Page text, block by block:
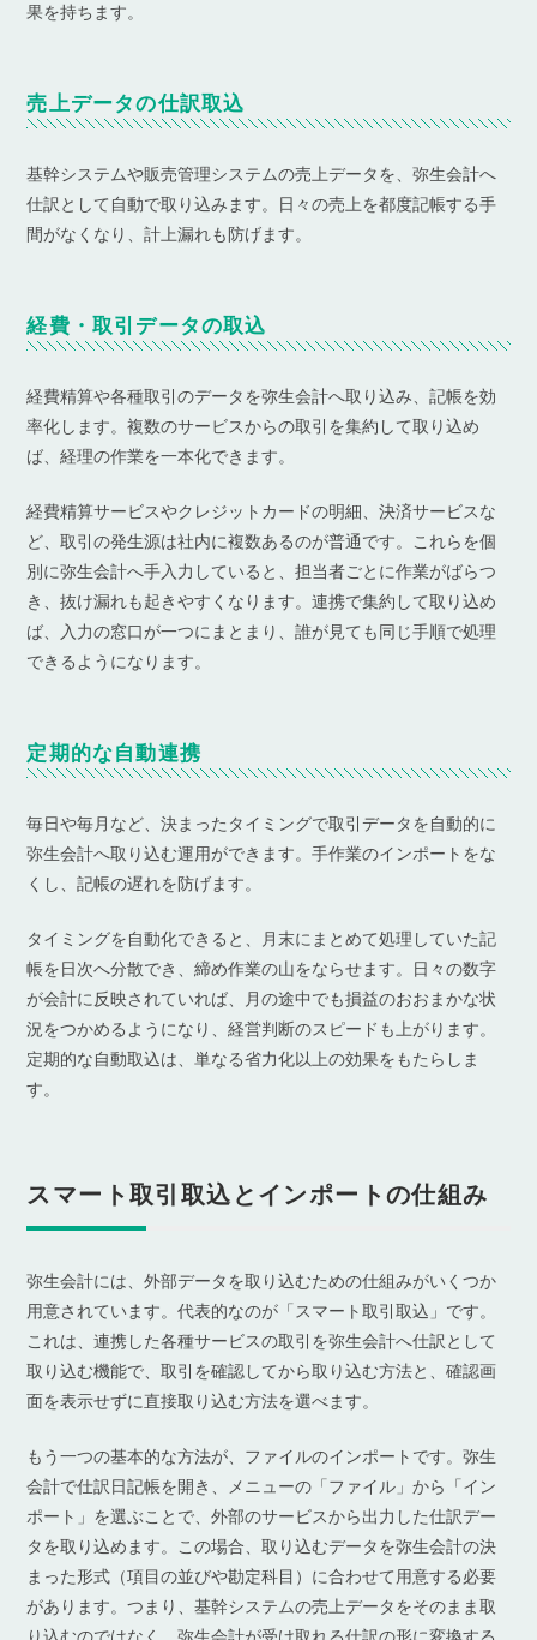
果を持ちます。
売上データの仕訳取込
基幹システムや販売管理システムの売上データを、弥生会計へ
仕訳として自動で取り込みます。日々の売上を都度記帳する手
間がなくなり、計上漏れも防げます。
経費・取引データの取込
経費精算や各種取引のデータを弥生会計へ取り込み、記帳を効
率化します。複数のサービスからの取引を集約して取り込め
ば、経理の作業を一本化できます。
経費精算サービスやクレジットカードの明細、決済サービスな
ど、取引の発生源は社内に複数あるのが普通です。これらを個
別に弥生会計へ手入力していると、担当者ごとに作業がばらつ
き、抜け漏れも起きやすくなります。連携で集約して取り込め
ば、入力の窓口が一つにまとまり、誰が見ても同じ手順で処理
できるようになります。
定期的な自動連携
毎日や毎月など、決まったタイミングで取引データを自動的に
弥生会計へ取り込む運用ができます。手作業のインポートをな
くし、記帳の遅れを防げます。
タイミングを自動化できると、月末にまとめて処理していた記
帳を日次へ分散でき、締め作業の山をならせます。日々の数字
が会計に反映されていれば、月の途中でも損益のおおまかな状
況をつかめるようになり、経営判断のスピードも上がります。
定期的な自動取込は、単なる省力化以上の効果をもたらしま
す。
スマート取引取込とインポートの仕組み
弥生会計には、外部データを取り込むための仕組みがいくつか
用意されています。代表的なのが「スマート取引取込」です。
これは、連携した各種サービスの取引を弥生会計へ仕訳として
取り込む機能で、取引を確認してから取り込む方法と、確認画
面を表示せずに直接取り込む方法を選べます。
もう一つの基本的な方法が、ファイルのインポートです。弥生
会計で仕訳日記帳を開き、メニューの「ファイル」から「イン
ポート」を選ぶことで、外部のサービスから出力した仕訳デー
タを取り込めます。この場合、取り込むデータを弥生会計の決
まった形式（項目の並びや勘定科目）に合わせて用意する必要
があります。つまり、基幹システムの売上データをそのまま取